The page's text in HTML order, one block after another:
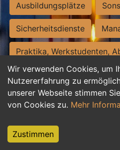
Wir verwenden Cookies, um
Nutzererfahrung zu
unserer Webseite stimmen
von Cookies zu. Mehr
Zustimmen
Ausbildungsplätze
Sicherheitsdienste
Praktika, Werkstudenten,
Personalwesen
Hilfskräfte, Aushilfs- und
Weiterbildung, Studium,